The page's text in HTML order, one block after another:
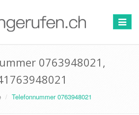
Toggle
0763948021,
Telefonnummer 0763948021